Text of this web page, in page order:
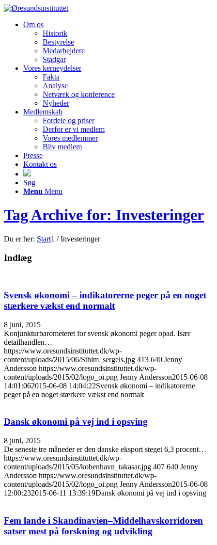
Om os
Historik
Bestyrelse
Medarbejdere
Stadgar
Vores kerneydelser
Fakta
Analyse
Netværk og konference
Nyheder
Medlemskab
Fordele og priser
Derfor er vi medlem
Vores medlemmer
Bliv medlem
Presse
Kontakt os
Søg
Menu Menu
Tag Archive for: Investeringer
Du er her: Start1 / Investeringer
Indlæg
Svensk økonomi – indikatorerne peger på en noget
stærkere vækst end normalt
8 juni, 2015
Konjunkturbarometeret for svensk økonomi peger opad. Især
detailhandlen…
https://www.oresundsinstituttet.dk/wp-
content/uploads/2015/06/Sthlm_sergels.jpg 413 640 Jenny
Andersson https://www.oresundsinstituttet.dk/wp-
content/uploads/2015/02/logo_oi.png Jenny Andersson2015-06-08
14:01:062015-06-08 14:04:22Svensk økonomi – indikatorerne
peger på en noget stærkere vækst end normalt
Dansk økonomi på vej ind i opsving
8 juni, 2015
De seneste tre måneder er den danske eksport steget 6,3 procent…
https://www.oresundsinstituttet.dk/wp-
content/uploads/2015/05/kobenhavn_takasar.jpg 407 640 Jenny
Andersson https://www.oresundsinstituttet.dk/wp-
content/uploads/2015/02/logo_oi.png Jenny Andersson2015-06-08
12:00:232015-06-11 13:39:19Dansk økonomi på vej ind i opsving
Fem lande i Skandinavien–Middelhavskorridoren
satser mest på forskning og udvikling